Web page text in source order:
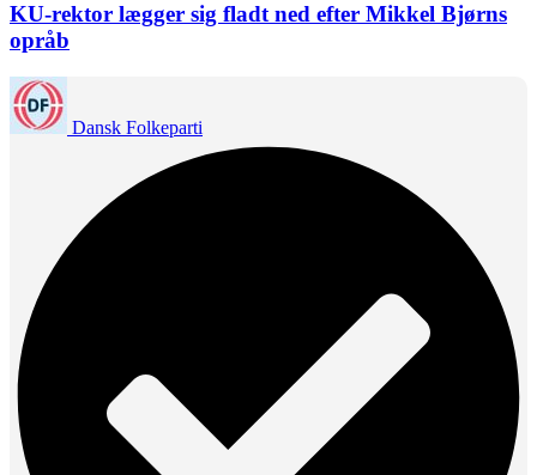
KU-rektor lægger sig fladt ned efter Mikkel Bjørns
opråb
Dansk Folkeparti